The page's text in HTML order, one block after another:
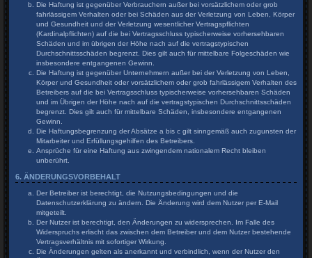
Die Haftung ist gegenüber Verbrauchern außer bei vorsätzlichem oder grob
fahrlässigem Verhalten oder bei Schäden aus der Verletzung von Leben, Körper
und Gesundheit und der Verletzung wesentlicher Vertragspflichten
(Kardinalpflichten) auf die bei Vertragsschluss typischerweise vorhersehbaren
Schäden und im übrigen der Höhe nach auf die vertragstypischen
Durchschnittsschäden begrenzt. Dies gilt auch für mittelbare Folgeschäden wie
insbesondere entgangenen Gewinn.
Die Haftung ist gegenüber Unternehmern außer bei der Verletzung von Leben,
Körper und Gesundheit oder vorsätzlichem oder grob fahrlässigem Verhalten des
Betreibers auf die bei Vertragsschluss typischerweise vorhersehbaren Schäden
und im Übrigen der Höhe nach auf die vertragstypischen Durchschnittsschäden
begrenzt. Dies gilt auch für mittelbare Schäden, insbesondere entgangenen
Gewinn.
Die Haftungsbegrenzung der Absätze a bis c gilt sinngemäß auch zugunsten der
Mitarbeiter und Erfüllungsgehilfen des Betreibers.
Ansprüche für eine Haftung aus zwingendem nationalem Recht bleiben
unberührt.
6. ÄNDERUNGSVORBEHALT
Der Betreiber ist berechtigt, die Nutzungsbedingungen und die
Datenschutzerklärung zu ändern. Die Änderung wird dem Nutzer per E-Mail
mitgeteilt.
Der Nutzer ist berechtigt, den Änderungen zu widersprechen. Im Falle des
Widerspruchs erlischt das zwischen dem Betreiber und dem Nutzer bestehende
Vertragsverhältnis mit sofortiger Wirkung.
Die Änderungen gelten als anerkannt und verbindlich, wenn der Nutzer den